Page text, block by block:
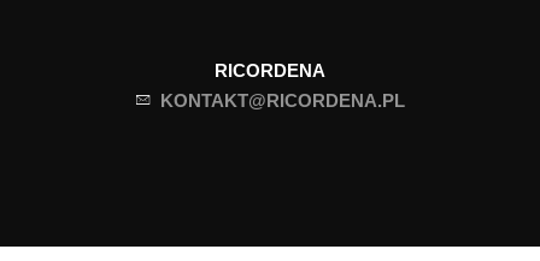
RICORDENA
KONTAKT@RICORDENA.PL